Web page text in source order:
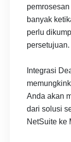
banyak
perlu
persetujuan.
Integrasi
Anda akan
dari solusi
NetSuite ke